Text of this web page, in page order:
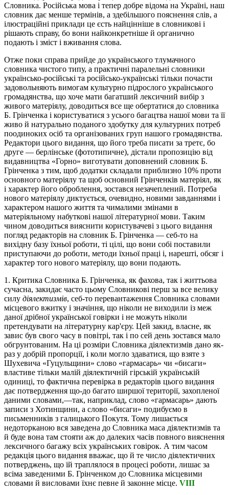
Словника. Російська мова і тепер добре відома на Україні, наш
словник дає менше термінів, а здебільшого пояснення слів, а
ілюстраційні приклади це єсть найцінніше в словникові і
рішають справу, бо вони найконкретніше й органично
подають і зміст і вживання слова.
Отже поки справа прийде до українського тлумачного
словника чистого типу, а практичні паралельні словники
українсько-російські та російсько-українські тільки почасти
задовольняють вимогам культурно підрослого українського
громадянства, що хоче мати багатший лексичний вибір з
живого матеріялу, доводиться все ще обертатися до словника
Б. Грінченка і користуватися з усього багацтва нашої мови та її
живо й натурально поданого здобутку для культурних потреб
поодиноких осіб та організованих груп нашого громадянства.
Редактори цього видання, що його треба писати за третє, бо
друге — берлінське (фототипичне), дістали пропозицію від
видавництва «Горно» виготувати доповнений словник Б.
Грінченка з тим, щоб додатки складали приблизно 10% проти
основного матеріялу та щоб основний Грінченків матеріял, як
і характер його оброблення, зостався незачеплений. Потреба
нового матеріялу диктується, очевидно, новими завданнями і
характером нашого життя та чималими змінами в
матеріяльному набуткові нашої літературної мови. Таким
чином доводиться вияснити користувачеві з цього видання
погляд редакторів на словник Б. Грінченка — себ-то на
вихідну базу їхньої роботи, ті цілі, що вони собі поставили
приступаючи до роботи, методи їхньої праці і, нарешті, обсяг і
характер того нового матеріялу, що вони подають.
1. Критика Словника Б. Грінченка, як фахова, так і життьова
сучасна, закидає часто цьому Словникові перш за все велику
силу діялектизмів, себ-то перевантаження Словника словами
місцевого вжитку і значіння, що ніколи не виходили із меж
даної дрібної української говірки і не можуть ніколи
претендувати на літературну кар'єру. Цей закид, власне, як
завис був свого часу в повітрі, так і по сей день зостався мало
обгрунтованим. На ці розміри Словника діялектизмів дано як-
раз у добрій пропорції, і коли могло здаватися, що взяте з
Шухевича «Гуцульщини» слово «гармасарь» чи «бисаги»
властиве тільки малій діялектичній гірській українській
одиниці, то фактична перевірка в редакторів цього видання
дає потвердження що-до багато ширшої території, захопленої
даними словами,—так, наприклад, слово «гармасарь» дають
записи з Хотинщини, а слово «бисаги» подибуємо в
письменників з галицького Покутя. Тому лишається
недоторканою вся заведена до Словника маса діялектизмів та
й буде вона там стояти аж до далеких часів повного вияснення
лексичного багажу всіх українських говірок. А тим часом
редакція цього видання вважає, що й те число діялектичних
потверджень, що їй траплялося в процесі роботи, лишає за
всіма заведеними Б. Грінченком до Словника місцевими
словами й висловами їхнє певне й законне місце. VIII